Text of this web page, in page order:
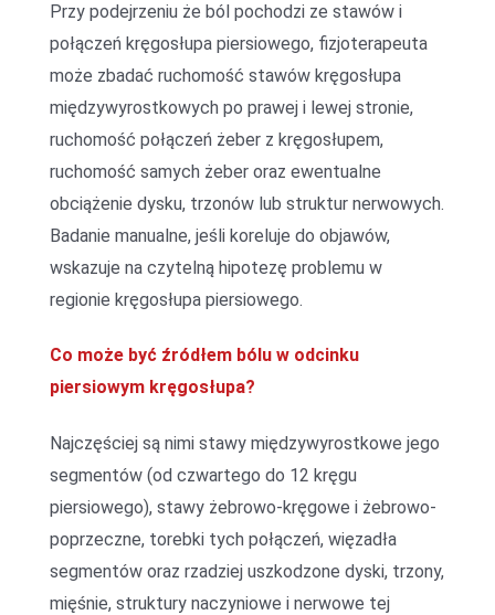
Przy podejrzeniu że ból pochodzi ze stawów i
połączeń kręgosłupa piersiowego, fizjoterapeuta
może zbadać ruchomość stawów kręgosłupa
międzywyrostkowych po prawej i lewej stronie,
ruchomość połączeń żeber z kręgosłupem,
ruchomość samych żeber oraz ewentualne
obciążenie dysku, trzonów lub struktur nerwowych.
Badanie manualne, jeśli koreluje do objawów,
wskazuje na czytelną hipotezę problemu w
regionie kręgosłupa piersiowego.
Co może być źródłem bólu w odcinku
piersiowym kręgosłupa?
Najczęściej są nimi stawy międzywyrostkowe jego
segmentów (od czwartego do 12 kręgu
piersiowego), stawy żebrowo-kręgowe i żebrowo-
poprzeczne, torebki tych połączeń, więzadła
segmentów oraz rzadziej uszkodzone dyski, trzony,
mięśnie, struktury naczyniowe i nerwowe tej